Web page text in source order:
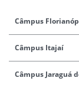
Câmpus
Câmpus Itajaí
Câmpus Jaraguá